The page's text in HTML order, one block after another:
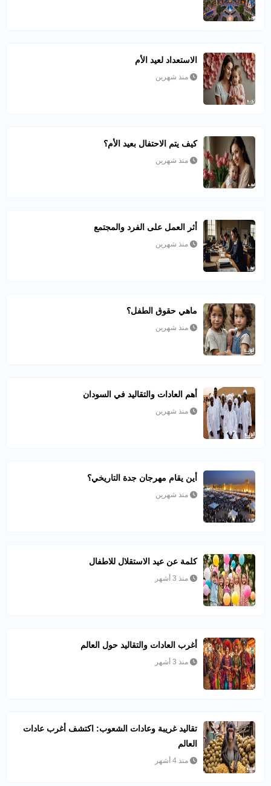
الاستعداد لعيد الأم
منذ شهرين
كيف يتم الاحتفال بعيد الأم؟
منذ شهرين
أثر العمل على الفرد والمجتمع
منذ شهرين
ماهي حقوق الطفل؟
منذ شهرين
أهم العادات والتقاليد في السودان
منذ شهرين
أين يقام مهرجان جدة التاريخي؟
منذ شهرين
كلمة عن عيد الاستقلال للاطفال
منذ 3 أشهر
أغرب العادات والتقاليد حول العالم
منذ 3 أشهر
تقاليد غريبة وعادات الشعوب: اكتشف أغرب عادات
العالم
منذ 4 أشهر